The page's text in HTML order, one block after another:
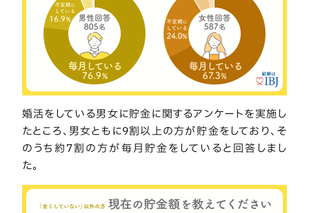
婚活をしている男女に貯金に関するアンケートを実施し
たところ、男女ともに9割以上の方が貯金をしており、そ
のうち約7割の方が毎月貯金をしていると回答しまし
た。